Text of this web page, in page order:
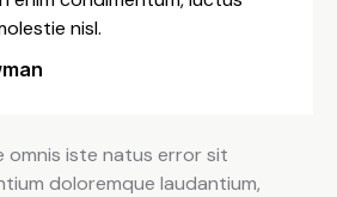
nisl.
omnis iste natus error sit
doloremque laudantium,